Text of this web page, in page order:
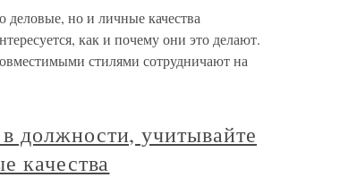
но и личные качества
как и почему они это делают.
стилями сотрудничают на
должности, учитывайте
качества